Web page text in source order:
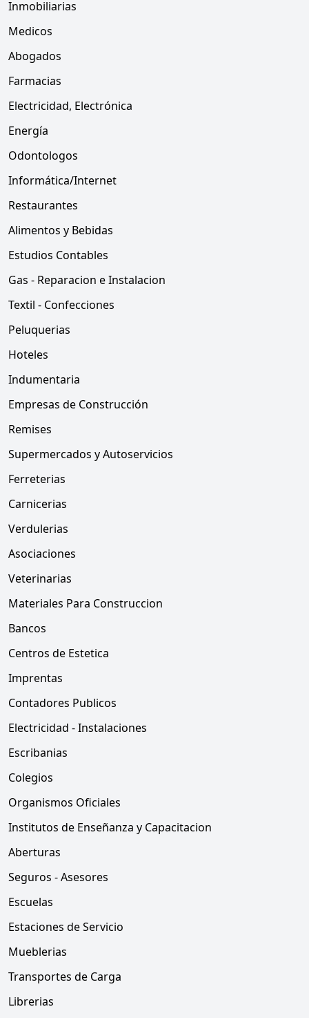
Inmobiliarias
Medicos
Abogados
Farmacias
Electricidad, Electrónica
Energía
Odontologos
Informática/Internet
Restaurantes
Alimentos y Bebidas
Estudios Contables
Gas - Reparacion e Instalacion
Textil - Confecciones
Peluquerias
Hoteles
Indumentaria
Empresas de Construcción
Remises
Supermercados y Autoservicios
Ferreterias
Carnicerias
Verdulerias
Asociaciones
Veterinarias
Materiales Para Construccion
Bancos
Centros de Estetica
Imprentas
Contadores Publicos
Electricidad - Instalaciones
Escribanias
Colegios
Organismos Oficiales
Institutos de Enseñanza y Capacitacion
Aberturas
Seguros - Asesores
Escuelas
Estaciones de Servicio
Mueblerias
Transportes de Carga
Librerias